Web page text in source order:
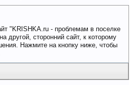
"KRISHKA.ru - проблемам в поселке
другой, сторонний сайт, к которому
Нажмите на кнопку ниже, чтобы